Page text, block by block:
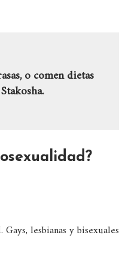
o comen dietas
lesbianas y bisexuales